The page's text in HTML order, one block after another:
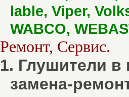
lable, Viper,
WABCO,
Ремонт, Сервис.
1. Глушители в
замена-